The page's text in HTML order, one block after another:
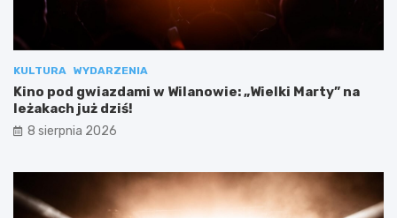
KULTURA WYDARZENIA
Kino pod gwiazdami w Wilanowie: „Wielki Marty” na
leżakach już dziś!
8 sierpnia 2026